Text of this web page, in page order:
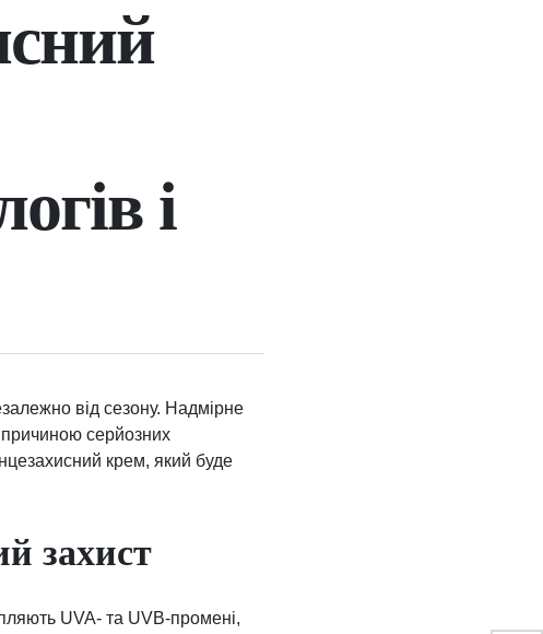
і
від сезону. Надмірне
серйозних
крем, який буде
захист
UVA- та UVB-промені,